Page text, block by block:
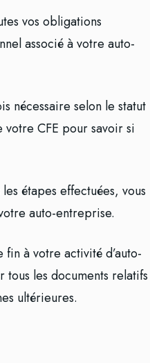
vos obligations
associé à votre auto-
nécessaire selon le statut
CFE pour savoir si
étapes effectuées, vous
auto-entreprise.
à votre activité d’auto-
les documents relatifs
ultérieures.